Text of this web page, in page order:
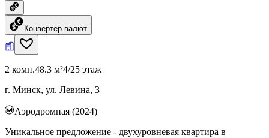
Конвертер валют
2 комн.48.3 м²4/25 этаж
г. Минск, ул. Левина, 3
Аэродромная (2024)
Уникальное предложение - двухуровневая квартира в